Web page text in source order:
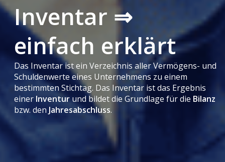
Inventar ⇒
einfach erklärt
Das Inventar ist ein Verzeichnis aller Vermögens- und
Schuldenwerte eines Unternehmens zu einem
bestimmten Stichtag. Das Inventar ist das Ergebnis
einer Inventurund bildet die Grundlage für die Bilanz
bzw. den Jahresabschluss.